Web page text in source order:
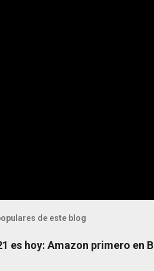
de este blog
es hoy: Amazon primero en